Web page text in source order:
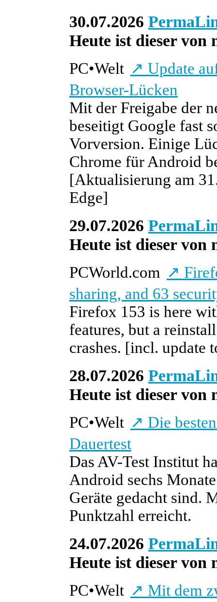
30.07.2026
Heute ist dieser von
PC•Welt ↗ Update
Browser-Lücken
Mit der Freigabe der
beseitigt Google fast
Vorversion. Einige
Chrome für Android
[Aktualisierung am
Edge]
29.07.2026
Heute ist dieser von
PCWorld.com ↗
sharing, and 63
Firefox 153 is here
features, but a
crashes. [incl. update
28.07.2026
Heute ist dieser von
PC•Welt ↗ Die
Dauertest
Das AV-Test Institut
Android sechs
Geräte gedacht sind.
Punktzahl erreicht.
24.07.2026
Heute ist dieser von
PC•Welt ↗ Mit dem